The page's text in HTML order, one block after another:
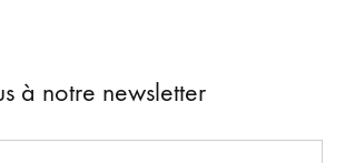
à notre newsletter